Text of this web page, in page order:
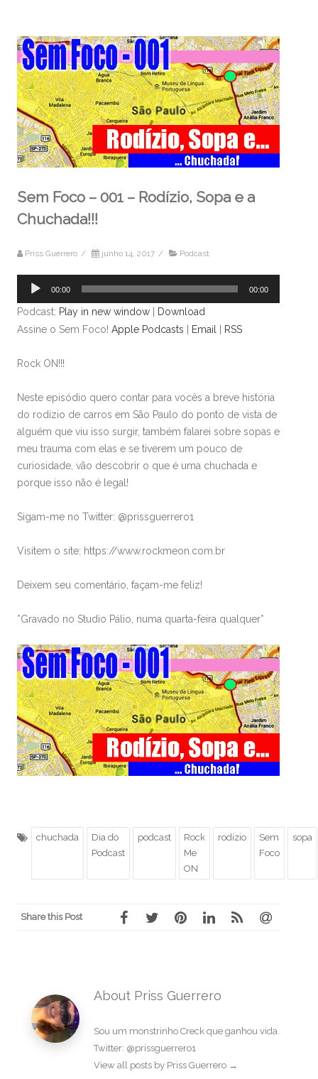
Sem Foco – 001 – Rodízio, Sopa e a
Chuchada!!!
Priss Guerrero / junho 14, 2017 / Podcast
Tocador
áudio
00:00 00:00
Podcast: Play in new window | Download
Assine o Sem Foco! Apple Podcasts | Email | RSS
Rock ON!!!
Neste episódio quero contar para vocês a breve história
do rodízio de carros em São Paulo do ponto de vista de
alguém que viu isso surgir, também falarei sobre sopas e
meu trauma com elas e se tiverem um pouco de
curiosidade, vão descobrir o que é uma chuchada e
porque isso não é legal!
Sigam-me no Twitter: @prissguerrero1
Visitem o site: https://www.rockmeon.com.br
Deixem seu comentário, façam-me feliz!
*Gravado no Studio Pálio, numa quarta-feira qualquer*
chuchada
Dia do
Podcast
podcast
Rock
Me
ON
rodízio
Sem
Foco
sopa
Share this Post
About Priss Guerrero
Sou um monstrinho Creck que ganhou vida.
Twitter: @prissguerrero1
View all posts by Priss Guerrero →